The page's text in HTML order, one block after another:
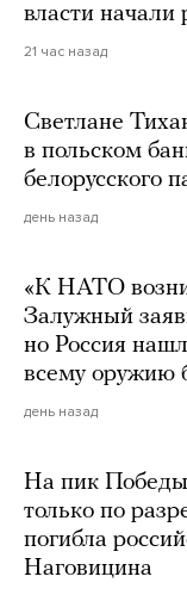
власти начали
21 час назад
Светлане
в польском
белорусского
день назад
«К НАТО
Залужный
но Россия
всему оружию
день назад
На пик Победы
только по
погибла
Наговицина